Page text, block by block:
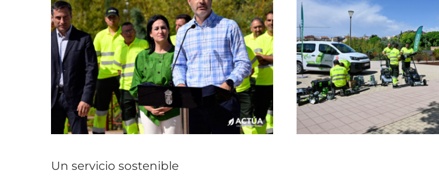
Un servicio sostenible